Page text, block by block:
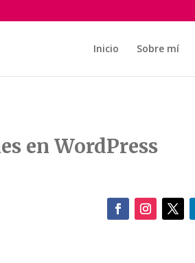
Inicio Sobre mí
en WordPress